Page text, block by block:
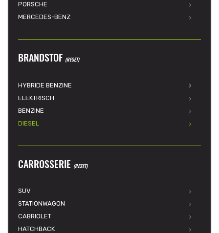
PORSCHE
MERCEDES-BENZ
BRANDSTOF (RESET)
HYBRIDE BENZINE
ELEKTRISCH
BENZINE
DIESEL
CARROSSERIE (RESET)
SUV
STATIONWAGON
CABRIOLET
HATCHBACK